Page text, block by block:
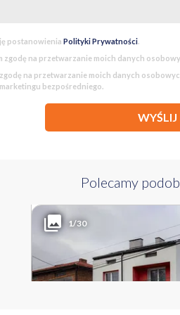
postanowienia Polityki Prywatności.
zgodę na przetwarzanie moich danych
na przetwarzanie moich danych
bezpośredniego.
WYŚLIJ
Polecamy
1/304
ŚWIĘTOKRZYSKIE